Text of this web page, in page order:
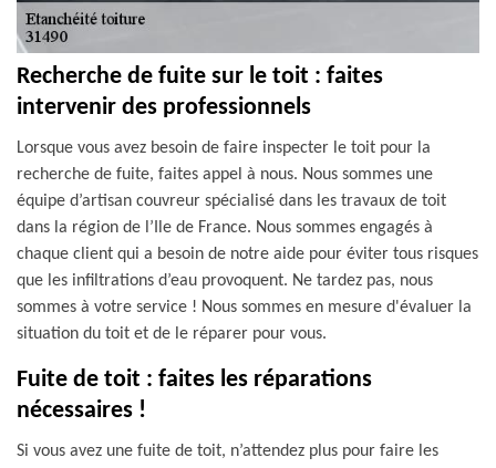
Recherche de fuite sur le toit : faites
intervenir des professionnels
Lorsque vous avez besoin de faire inspecter le toit pour la
recherche de fuite, faites appel à nous. Nous sommes une
équipe d’artisan couvreur spécialisé dans les travaux de toit
dans la région de l’Ile de France. Nous sommes engagés à
chaque client qui a besoin de notre aide pour éviter tous risques
que les infiltrations d’eau provoquent. Ne tardez pas, nous
sommes à votre service ! Nous sommes en mesure d'évaluer la
situation du toit et de le réparer pour vous.
Fuite de toit : faites les réparations
nécessaires !
Si vous avez une fuite de toit, n’attendez plus pour faire les